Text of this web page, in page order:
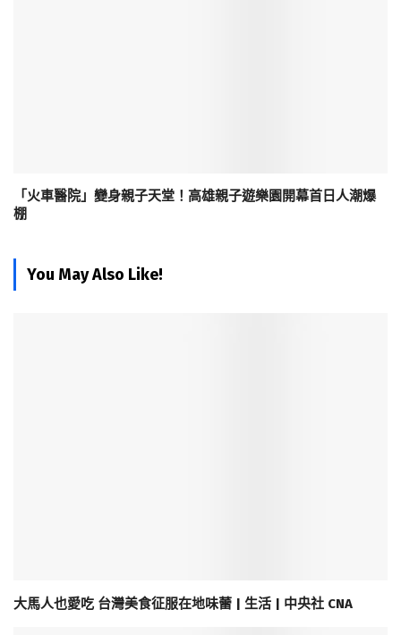
「火車醫院」變身親子天堂！高雄親子遊樂園開幕首日人潮爆
棚
You May Also Like!
大馬人也愛吃 台灣美食征服在地味蕾 | 生活 | 中央社 CNA